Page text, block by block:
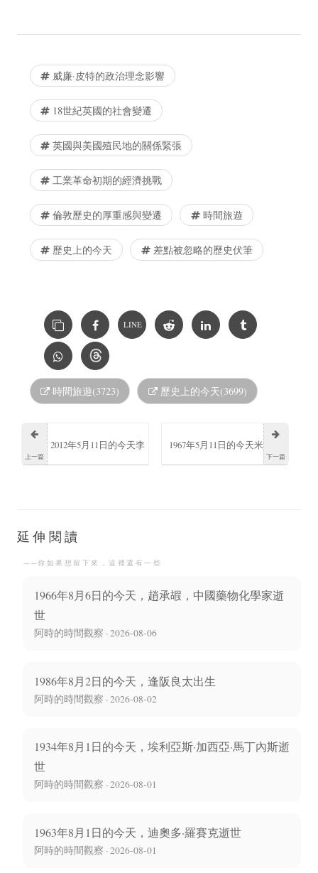
威廉·皮特的政治理念影響
18世紀英國的社會變遷
英國與美國殖民地的關係緊張
工業革命初期的經濟挑戰
倫敦歷史的厚重感與變遷 時間旅遊
歷史上的今天 差點被忽略的歷史伏筆
LINE
時間旅遊(3723) 歷史上的今天(3699)
上一篇
2012年5月11日的今天李
世
下一篇
1967年5月11日的今天米
延伸閱讀
──你如果想留下來，這裡還有一些
1966年8月6日的今天，趙承嘏，中國藥物化學家逝
世
阿時的時間觀察 · 2026-08-06
1986年8月2日的今天，逢阪良太出生
阿時的時間觀察 · 2026-08-02
1934年8月1日的今天，埃利亞斯·加西亞·馬丁內斯逝
世
阿時的時間觀察 · 2026-08-01
1963年8月1日的今天，迪奧多·羅賽克逝世
阿時的時間觀察 · 2026-08-01